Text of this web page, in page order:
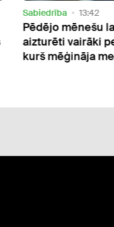
Sabiedrība 13:42
Pēdējo mēnešu
aizturēti vairāki
kurš mēģināja